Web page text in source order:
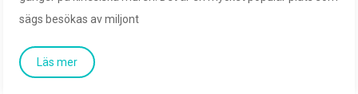
sägs besökas av miljont